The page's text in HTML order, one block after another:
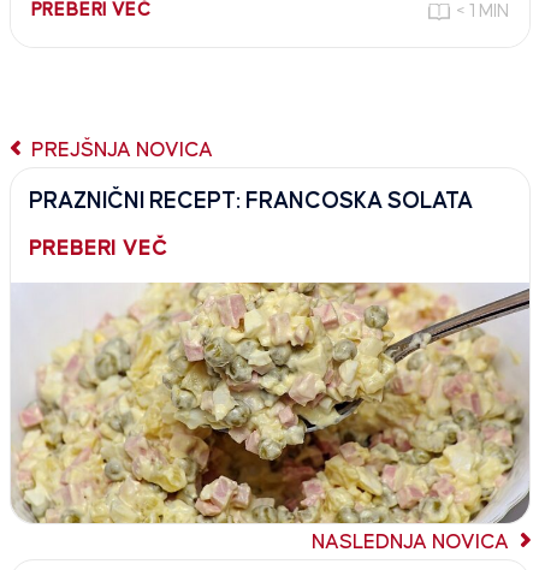
PREBERI VEČ < 1 MIN
PREJŠNJA NOVICA
PRAZNIČNI RECEPT: FRANCOSKA SOLATA
PREBERI VEČ
NASLEDNJA NOVICA